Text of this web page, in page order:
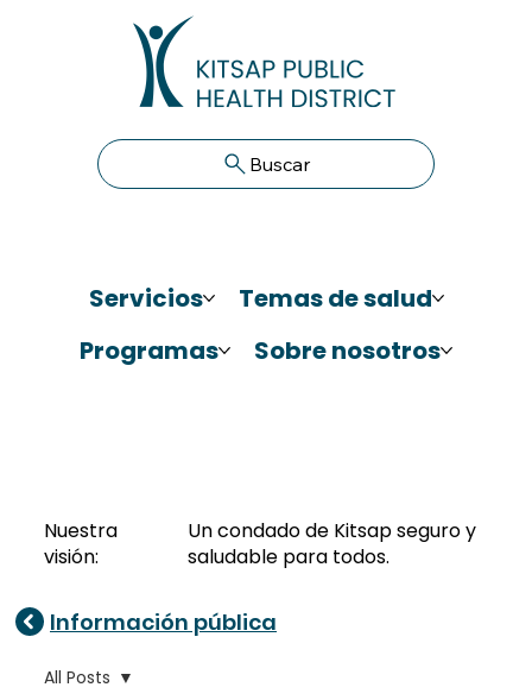
Buscar
Servicios
Temas de salud
Programas
Sobre nosotros
Nuestra
visión:
Un condado de Kitsap seguro y
saludable para todos.
Información pública
All Posts